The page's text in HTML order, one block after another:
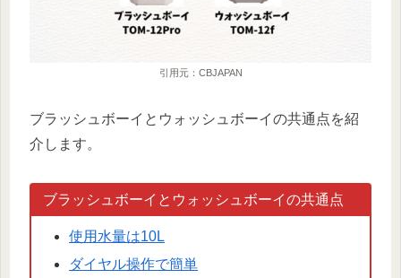
引用元：CBJAPAN
ブラッシュボーイとウォッシュボーイの共通点を紹
介します。
ブラッシュボーイとウォッシュボーイの共通点
使用水量は10L
ダイヤル操作で簡単